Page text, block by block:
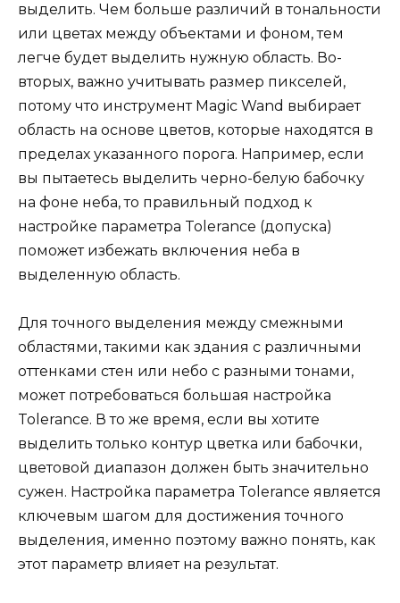
выделить. Чем больше различий в тональности
или цветах между объектами и фоном, тем
легче будет выделить нужную область. Во-
вторых, важно учитывать размер пикселей,
потому что инструмент Magic Wand выбирает
область на основе цветов, которые находятся в
пределах указанного порога. Например, если
вы пытаетесь выделить черно-белую бабочку
на фоне неба, то правильный подход к
настройке параметра Tolerance (допуска)
поможет избежать включения неба в
выделенную область.
Для точного выделения между смежными
областями, такими как здания с различными
оттенками стен или небо с разными тонами,
может потребоваться большая настройка
Tolerance. В то же время, если вы хотите
выделить только контур цветка или бабочки,
цветовой диапазон должен быть значительно
сужен. Настройка параметра Tolerance является
ключевым шагом для достижения точного
выделения, именно поэтому важно понять, как
этот параметр влияет на результат.